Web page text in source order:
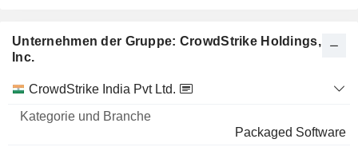
Unternehmen der Gruppe: CrowdStrike Holdings,
Inc.
Name
Kategorie
Branche
CrowdStrike India Pvt Ltd.
Packaged Software